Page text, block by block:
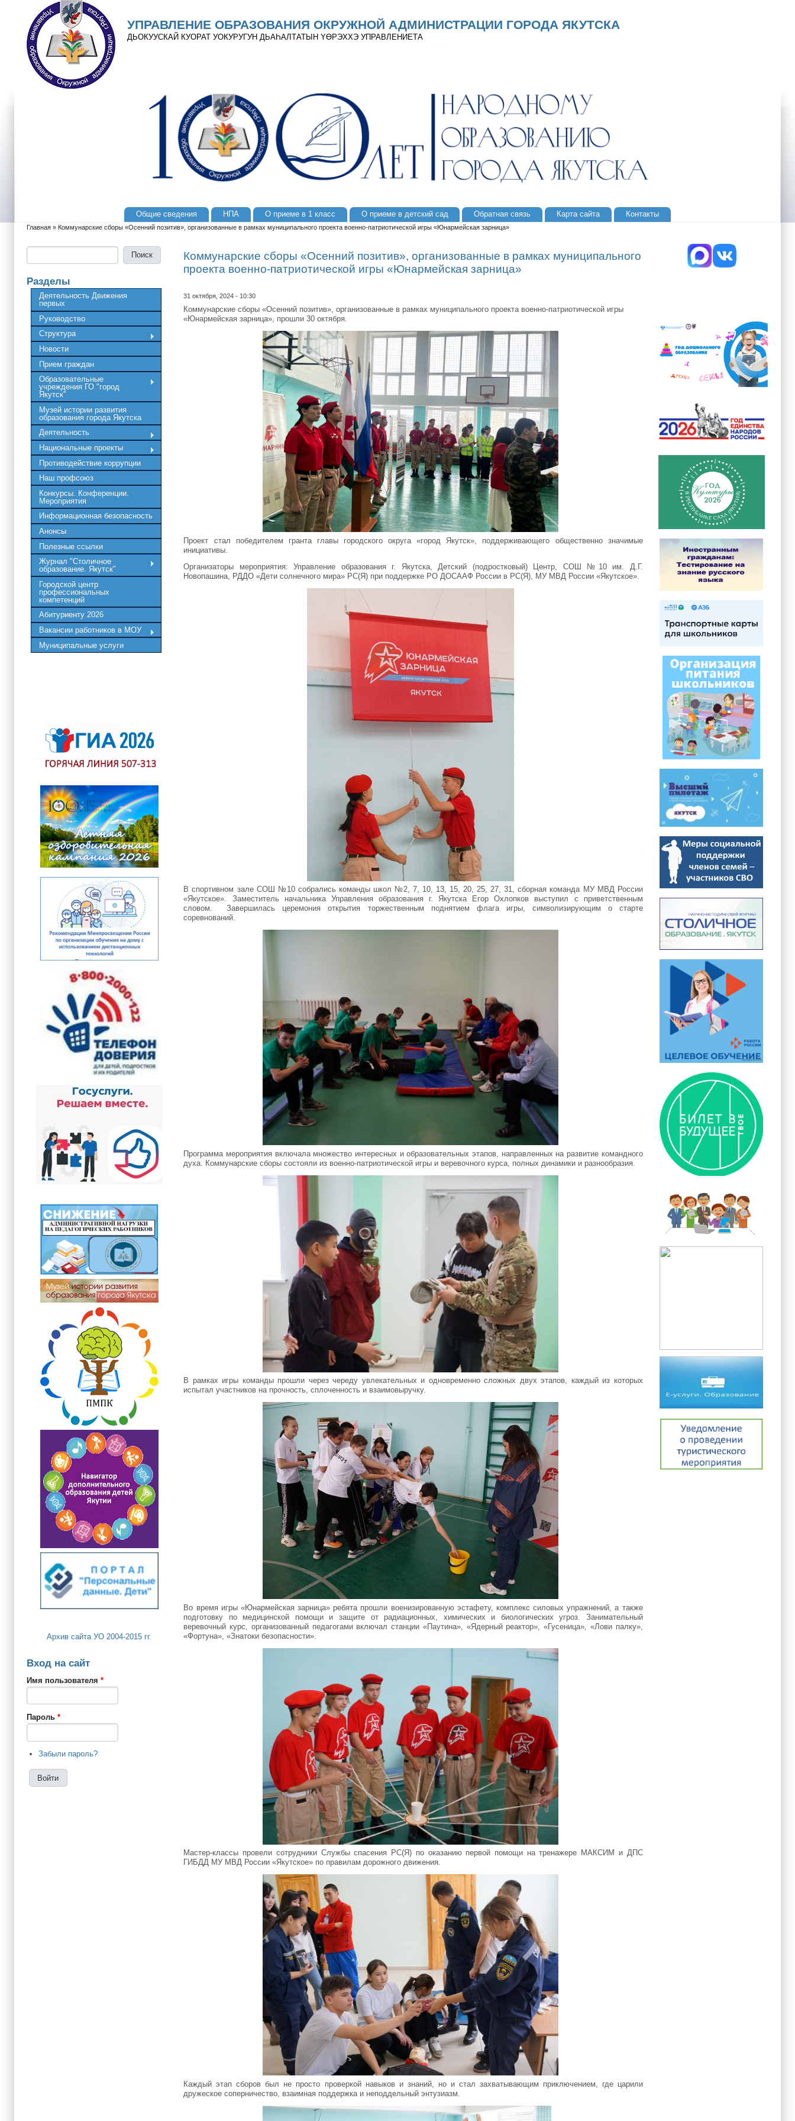
Перейти к основному содержанию
Skip to search
УПРАВЛЕНИЕ ОБРАЗОВАНИЯ ОКРУЖНОЙ АДМИНИСТРАЦИИ ГОРОДА ЯКУТСКА
ДЬОКУУСКАЙ КУОРАТ УОКУРУГУН ДЬАҺАЛТАТЫН YӨРЭХХЭ УПРАВЛЕНИЕТА
Общие сведения НПА О приеме в 1 класс О приеме в детский сад Обратная связь Карта сайта Контакты
Вы здесь
Главная » Коммунарские сборы «Осенний позитив», организованные в рамках муниципального проекта военно-патриотической игры «Юнармейская зарница»
Разделы
Деятельность Движения
первых
Руководство
Структура
Новости
Прием граждан
Образовательные
учреждения ГО "город
Якутск"
Музей истории развития
образования города Якутска
Деятельность
Национальные проекты
Противодействие коррупции
Наш профсоюз
Конкурсы. Конференции.
Мероприятия
Информационная безопасность
Анонсы
Полезные ссылки
Журнал "Столичное
образование. Якутск"
Городской центр
профессиональных
компетенций
Абитуриенту 2026
Вакансии работников в МОУ
Муниципальные услуги
Архив сайта УО 2004-2015 гг.
Вход на сайт
Имя пользователя *
Пароль *
Забыли пароль?
Коммунарские сборы «Осенний позитив», организованные в рамках муниципального
проекта военно-патриотической игры «Юнармейская зарница»
31 октября, 2024 - 10:30
Коммунарские сборы «Осенний позитив», организованные в рамках муниципального проекта военно-патриотической игры
«Юнармейская зарница», прошли 30 октября.
Проект стал победителем гранта главы городского округа «город Якутск», поддерживающего общественно значимые
инициативы.
Организаторы мероприятия: Управление образования г. Якутска, Детский (подростковый) Центр, СОШ №10 им. Д.Г.
Новопашина, РДДО «Дети солнечного мира» РС(Я) при поддержке РО ДОСААФ России в РС(Я), МУ МВД России «Якутское».
В спортивном зале СОШ №10 собрались команды школ №2, 7, 10, 13, 15, 20, 25, 27, 31, сборная команда МУ МВД России
«Якутское». Заместитель начальника Управления образования г. Якутска Егор Охлопков выступил с приветственным
словом. Завершилась церемония открытия торжественным поднятием флага игры, символизирующим о старте
соревнований.
Программа мероприятия включала множество интересных и образовательных этапов, направленных на развитие командного
духа. Коммунарские сборы состояли из военно-патриотической игры и веревочного курса, полных динамики и разнообразия.
В рамках игры команды прошли через череду увлекательных и одновременно сложных двух этапов, каждый из которых
испытал участников на прочность, сплоченность и взаимовыручку.
Во время игры «Юнармейская зарница» ребята прошли военизированную эстафету, комплекс силовых упражнений, а также
подготовку по медицинской помощи и защите от радиационных, химических и биологических угроз. Занимательный
веревочный курс, организованный педагогами включал станции «Паутина», «Ядерный реактор», «Гусеница», «Лови палку»,
«Фортуна», «Знатоки безопасности».
Мастер-классы провели сотрудники Службы спасения РС(Я) по оказанию первой помощи на тренажере МАКСИМ и ДПС
ГИБДД МУ МВД России «Якутское» по правилам дорожного движения.
Каждый этап сборов был не просто проверкой навыков и знаний, но и стал захватывающим приключением, где царили
дружеское соперничество, взаимная поддержка и неподдельный энтузиазм.